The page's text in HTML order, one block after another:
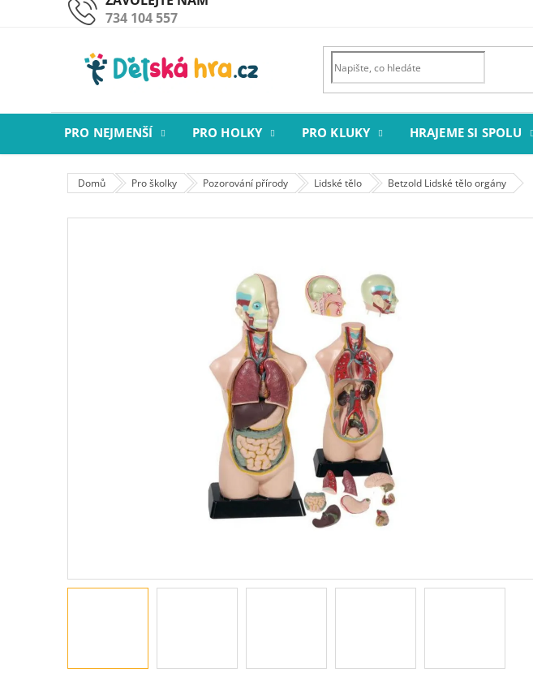
734 104 557
PRO NEJMENŠÍ PRO HOLKY PRO KLUKY HRAJEME SI SPOLU
Domů Pro školky Pozorování přírody Lidské tělo Betzold Lidské tělo orgány